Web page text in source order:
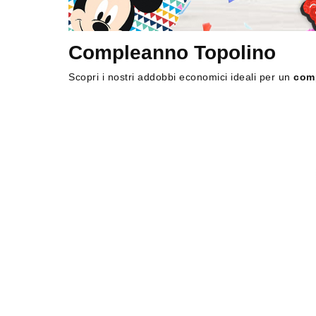
Compleanno
Compleanno
Ritmica
Compleanno
Compleanno Topolino
Scopri i nostri addobbi economici ideali per un